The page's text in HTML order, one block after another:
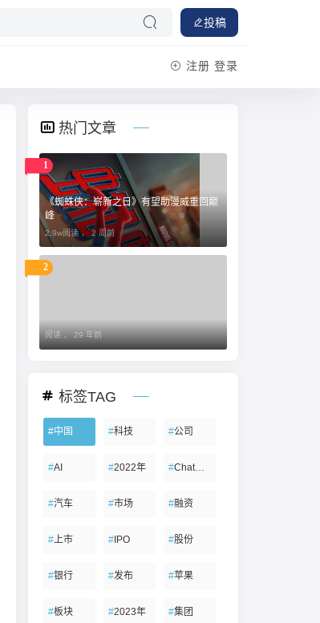
投稿
注册 登录
热门文章
1
《蜘蛛侠：崭新之日》有望助漫威重回巅
峰
2.9w阅读 ，2 周前
2
阅读 ， 29 年前
标签TAG
#中国 #科技 #公司
#AI #2022年 #ChatGPT
#汽车 #市场 #融资
#上市 #IPO #股份
#银行 #发布 #苹果
#板块 #2023年 #集团